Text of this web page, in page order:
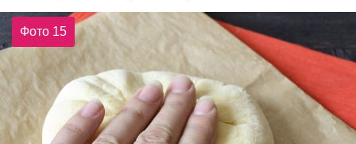
Фото 15